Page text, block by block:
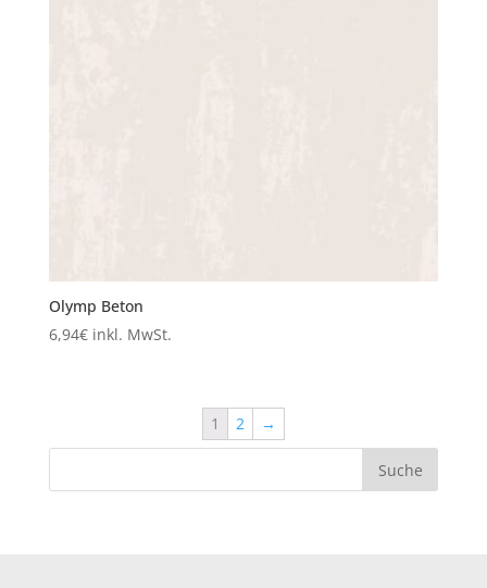
Olymp Beton
6,94€ inkl. MwSt.
1 2 →